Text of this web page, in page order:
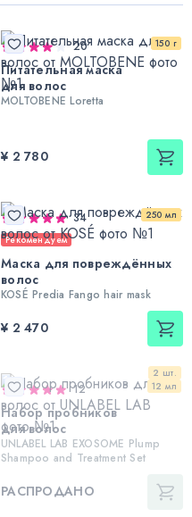
150 г
20
Питательная маска
для волос
MOLTOBENE Loretta
¥ 2 780
250 мл
34
Рекомендуем
Маска для повреждённых
волос
KOSÉ Predia Fango hair mask
¥ 2 470
2 шт.
12 мл
12
Набор пробников
для волос
UNLABEL LAB EXOSOME Plump
Shampoo and Treatment Set
РАСПРОДАНО